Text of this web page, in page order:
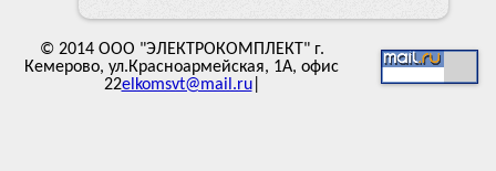
© 2014 ООО "ЭЛЕКТРОКОМПЛЕКТ" г.
Кемерово, ул.Красноармейская, 1А, офис
22elkomsvt@mail.ru|